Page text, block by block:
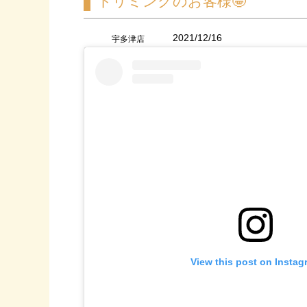
宇多津店 2021/12/16
View this post on